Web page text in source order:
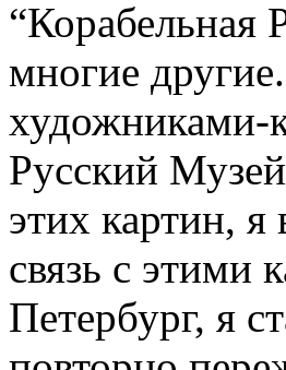
“Корабельная
многие
художниками-
Русский
этих картин, я
связь с этими
Петербург, я